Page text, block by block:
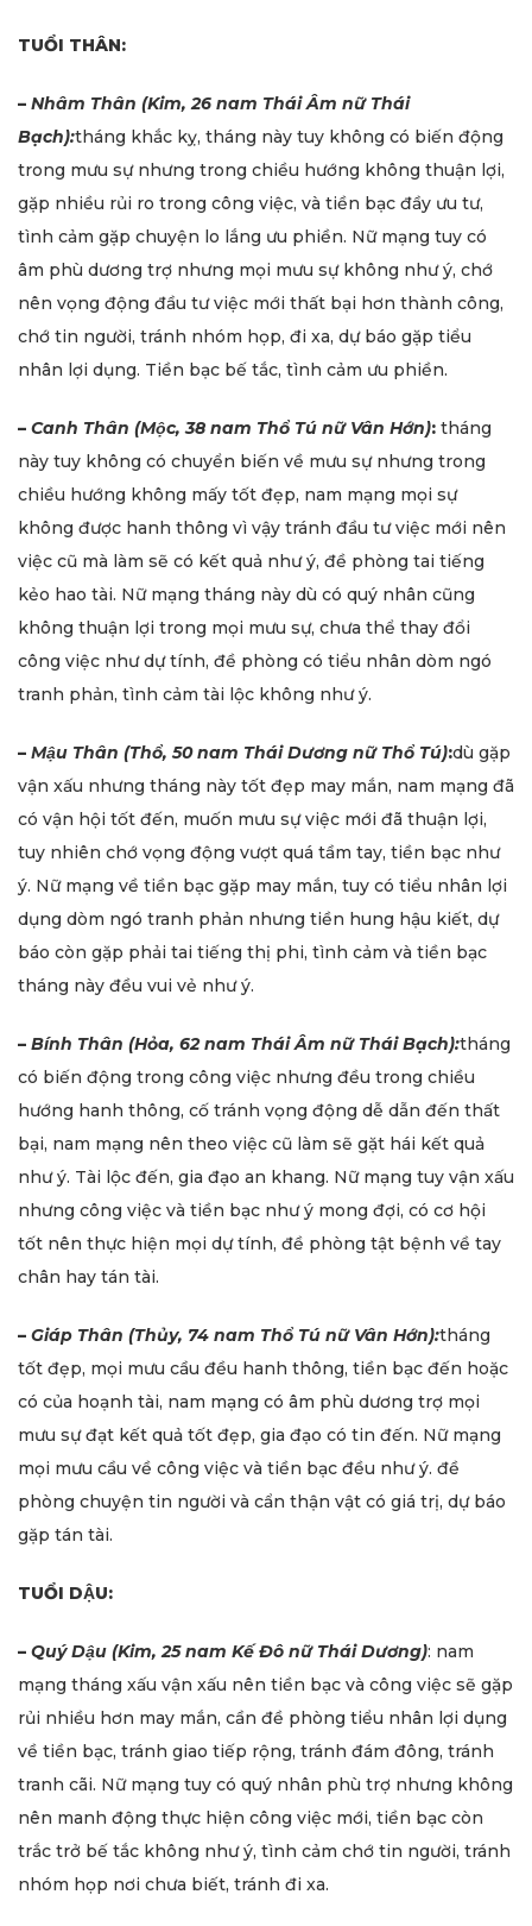
TUỔI THÂN:
– Nhâm Thân (Kim, 26 nam Thái Âm nữ Thái
Bạch):tháng khắc kỵ, tháng này tuy không có biến động
trong mưu sự nhưng trong chiều hướng không thuận lợi,
gặp nhiều rủi ro trong công việc, và tiền bạc đầy ưu tư,
tình cảm gặp chuyện lo lắng ưu phiền. Nữ mạng tuy có
âm phù dương trợ nhưng mọi mưu sự không như ý, chớ
nên vọng động đầu tư việc mới thất bại hơn thành công,
chớ tin người, tránh nhóm họp, đi xa, dự báo gặp tiểu
nhân lợi dụng. Tiền bạc bế tắc, tình cảm ưu phiền.
– Canh Thân (Mộc, 38 nam Thổ Tú nữ Vân Hớn): tháng
này tuy không có chuyển biến về mưu sự nhưng trong
chiều hướng không mấy tốt đẹp, nam mạng mọi sự
không được hanh thông vì vậy tránh đầu tư việc mới nên
việc cũ mà làm sẽ có kết quả như ý, đề phòng tai tiếng
kẻo hao tài. Nữ mạng tháng này dù có quý nhân cũng
không thuận lợi trong mọi mưu sự, chưa thể thay đổi
công việc như dự tính, đề phòng có tiểu nhân dòm ngó
tranh phản, tình cảm tài lộc không như ý.
– Mậu Thân (Thổ, 50 nam Thái Dương nữ Thổ Tú):dù gặp
vận xấu nhưng tháng này tốt đẹp may mắn, nam mạng đã
có vận hội tốt đến, muốn mưu sự việc mới đã thuận lợi,
tuy nhiên chớ vọng động vượt quá tầm tay, tiền bạc như
ý. Nữ mạng về tiền bạc gặp may mắn, tuy có tiểu nhân lợi
dụng dòm ngó tranh phản nhưng tiền hung hậu kiết, dự
báo còn gặp phải tai tiếng thị phi, tình cảm và tiền bạc
tháng này đều vui vẻ như ý.
– Bính Thân (Hỏa, 62 nam Thái Âm nữ Thái Bạch):tháng
có biến động trong công việc nhưng đều trong chiều
hướng hanh thông, cố tránh vọng động dễ dẫn đến thất
bại, nam mạng nên theo việc cũ làm sẽ gặt hái kết quả
như ý. Tài lộc đến, gia đạo an khang. Nữ mạng tuy vận xấu
nhưng công việc và tiền bạc như ý mong đợi, có cơ hội
tốt nên thực hiện mọi dự tính, đề phòng tật bệnh về tay
chân hay tán tài.
– Giáp Thân (Thủy, 74 nam Thổ Tú nữ Vân Hớn):tháng
tốt đẹp, mọi mưu cầu đều hanh thông, tiền bạc đến hoặc
có của hoạnh tài, nam mạng có âm phù dương trợ mọi
mưu sự đạt kết quả tốt đẹp, gia đạo có tin đến. Nữ mạng
mọi mưu cầu về công việc và tiền bạc đều như ý. đề
phòng chuyện tin người và cẩn thận vật có giá trị, dự báo
gặp tán tài.
TUỔI DẬU:
– Quý Dậu (Kim, 25 nam Kế Đô nữ Thái Dương): nam
mạng tháng xấu vận xấu nên tiền bạc và công việc sẽ gặp
rủi nhiều hơn may mắn, cần đề phòng tiểu nhân lợi dụng
về tiền bạc, tránh giao tiếp rộng, tránh đám đông, tránh
tranh cãi. Nữ mạng tuy có quý nhân phù trợ nhưng không
nên manh động thực hiện công việc mới, tiền bạc còn
trắc trở bế tắc không như ý, tình cảm chớ tin người, tránh
nhóm họp nơi chưa biết, tránh đi xa.